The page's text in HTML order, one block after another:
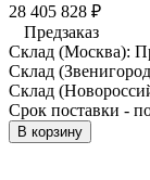
28 405 828 ₽
Предзаказ
Склад (Москва):
Склад
Склад
Срок поставки -
В корзину